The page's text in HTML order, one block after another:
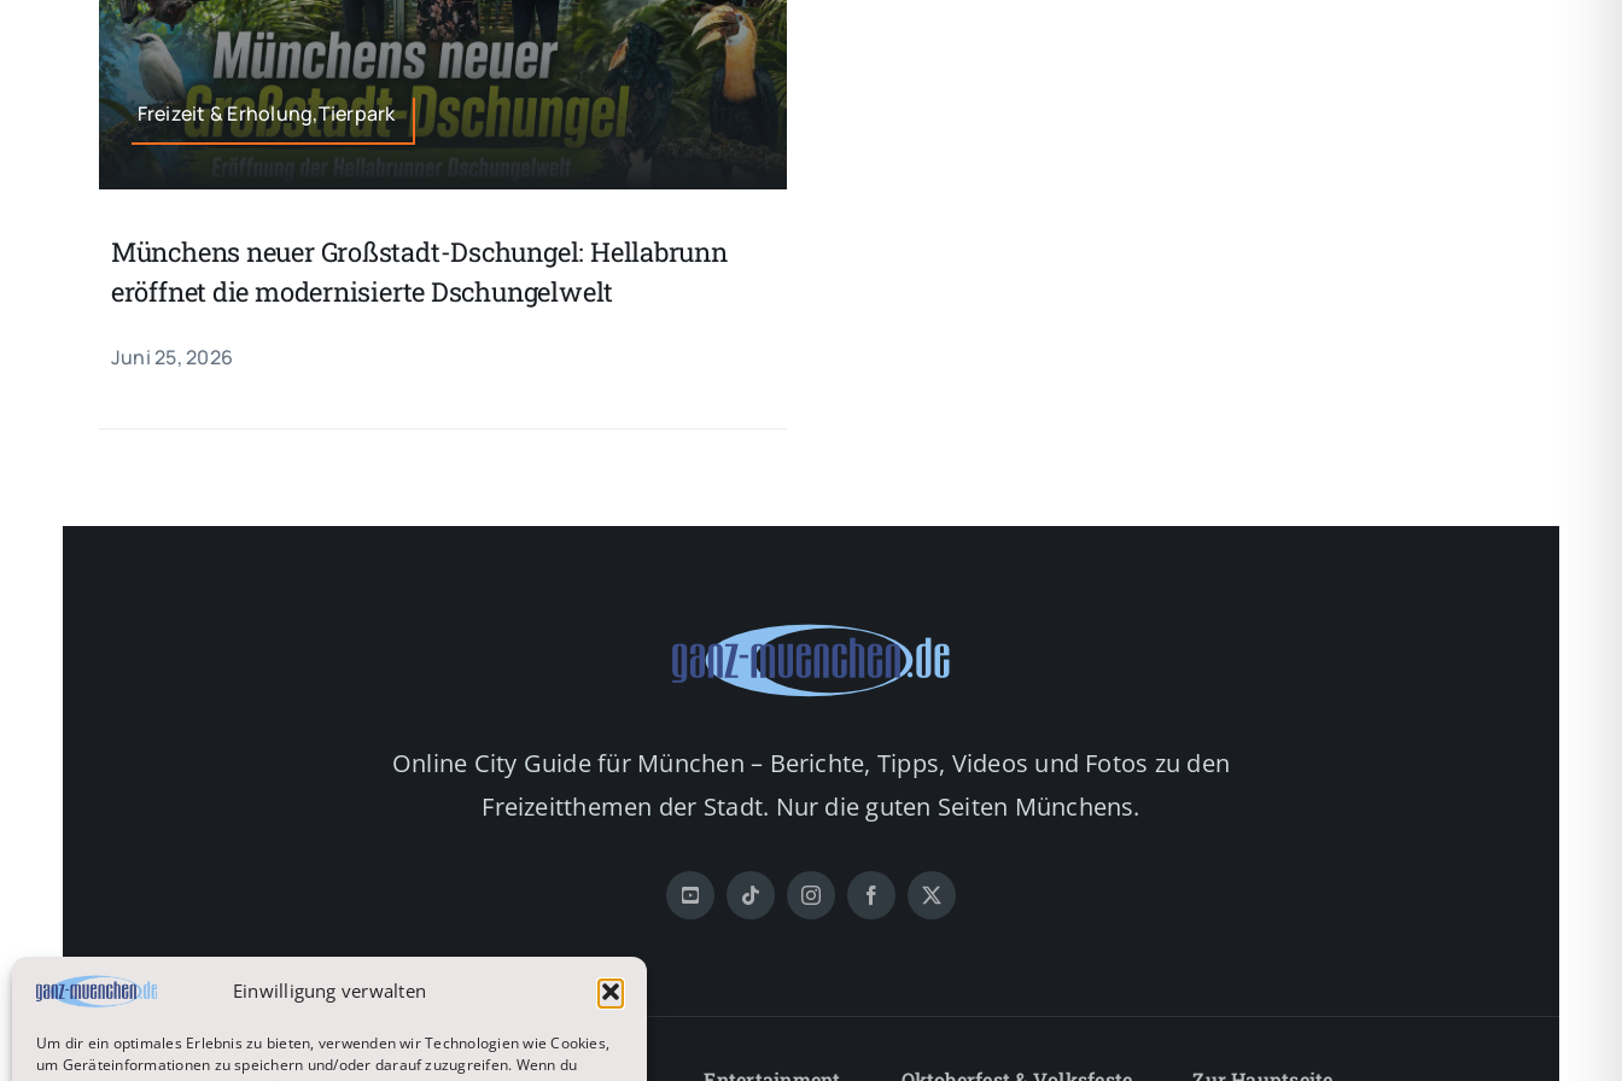
Einwilligung verwalten
Um dir ein optimales Erlebnis zu bieten, verwenden wir Technologien wie Cookies,
um Geräteinformationen zu speichern und/oder darauf zuzugreifen. Wenn du
Freizeit & Erholung,Tierpark
Münchens neuer Großstadt-Dschungel: Hellabrunn
eröffnet die modernisierte Dschungelwelt
Juni 25, 2026
Online City Guide für München – Berichte, Tipps, Videos und Fotos zu den
Freizeitthemen der Stadt. Nur die guten Seiten Münchens.